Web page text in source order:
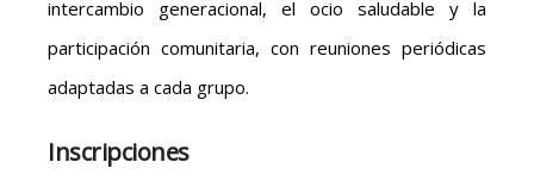
intercambio generacional, el ocio saludable y la
participación comunitaria, con reuniones periódicas
adaptadas a cada grupo.
Inscripciones